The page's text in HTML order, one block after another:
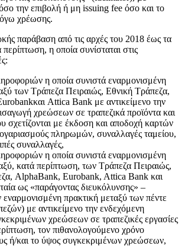
την επιβολή ή μη issuing fee όσο και το
χρέωσης.
παράβαση από τις αρχές του 2018 έως τα
η οποία συνίσταται στις
η οποία συνιστά εναρμονισμένη
των Τράπεζα Πειραιώς, Εθνική Τράπεζα,
Attica Bank με αντικείμενο την
χρεώσεων σε τραπεζικά προϊόντα και
σχετίζονται με έκδοση και αποδοχή καρτών
πληρωμών, συναλλαγές ταμείου,
συναλλαγές,
η οποία συνιστά εναρμονισμένη
κατά περίπτωση, των Τράπεζα Πειραιώς,
AlphaBank, Eurobank, Attica Bank και
ως «παράγοντας διευκόλυνσης» –
πρακτική μεταξύ των πέντε
με αντικείμενο την ενδεχόμενη
χρεώσεων σε τραπεζικές εργασίες
τον πιθανολογούμενο χρόνο
ή/και το ύψος συγκεκριμένων χρεώσεων,